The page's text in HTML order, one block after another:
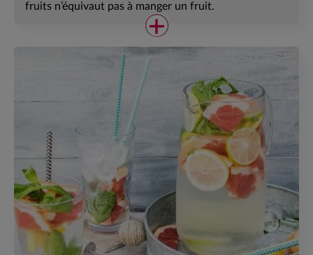
fruits n’équivaut pas à manger un fruit.